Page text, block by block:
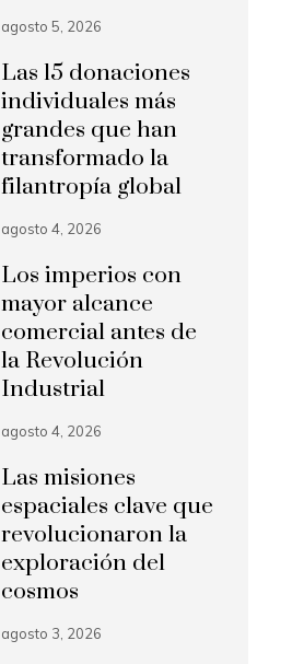
agosto 5, 2026
Las 15 donaciones
individuales más
grandes que han
transformado la
filantropía global
agosto 4, 2026
Los imperios con
mayor alcance
comercial antes de
la Revolución
Industrial
agosto 4, 2026
Las misiones
espaciales clave que
revolucionaron la
exploración del
cosmos
agosto 3, 2026